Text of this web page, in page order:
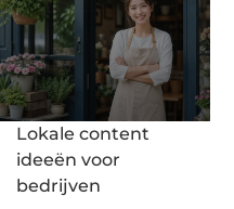
Lokale content
ideeën voor
bedrijven